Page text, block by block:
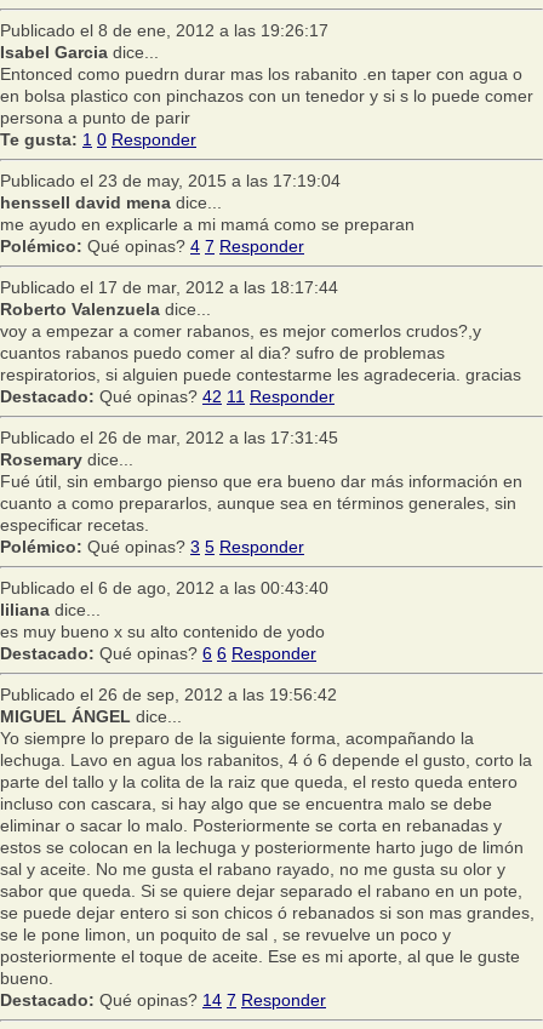
Publicado el 8 de ene, 2012 a las 19:26:17
Isabel Garcia dice...
Entonced como puedrn durar mas los rabanito .en taper con agua o
en bolsa plastico con pinchazos con un tenedor y si s lo puede comer
persona a punto de parir
Te gusta: 1 0 Responder
Publicado el 23 de may, 2015 a las 17:19:04
henssell david mena dice...
me ayudo en explicarle a mi mamá como se preparan
Polémico: Qué opinas? 4 7 Responder
Publicado el 17 de mar, 2012 a las 18:17:44
Roberto Valenzuela dice...
voy a empezar a comer rabanos, es mejor comerlos crudos?,y
cuantos rabanos puedo comer al dia? sufro de problemas
respiratorios, si alguien puede contestarme les agradeceria. gracias
Destacado: Qué opinas? 42 11 Responder
Publicado el 26 de mar, 2012 a las 17:31:45
Rosemary dice...
Fué útil, sin embargo pienso que era bueno dar más información en
cuanto a como prepararlos, aunque sea en términos generales, sin
especificar recetas.
Polémico: Qué opinas? 3 5 Responder
Publicado el 6 de ago, 2012 a las 00:43:40
liliana dice...
es muy bueno x su alto contenido de yodo
Destacado: Qué opinas? 6 6 Responder
Publicado el 26 de sep, 2012 a las 19:56:42
MIGUEL ÁNGEL dice...
Yo siempre lo preparo de la siguiente forma, acompañando la
lechuga. Lavo en agua los rabanitos, 4 ó 6 depende el gusto, corto la
parte del tallo y la colita de la raiz que queda, el resto queda entero
incluso con cascara, si hay algo que se encuentra malo se debe
eliminar o sacar lo malo. Posteriormente se corta en rebanadas y
estos se colocan en la lechuga y posteriormente harto jugo de limón
sal y aceite. No me gusta el rabano rayado, no me gusta su olor y
sabor que queda. Si se quiere dejar separado el rabano en un pote,
se puede dejar entero si son chicos ó rebanados si son mas grandes,
se le pone limon, un poquito de sal , se revuelve un poco y
posteriormente el toque de aceite. Ese es mi aporte, al que le guste
bueno.
Destacado: Qué opinas? 14 7 Responder